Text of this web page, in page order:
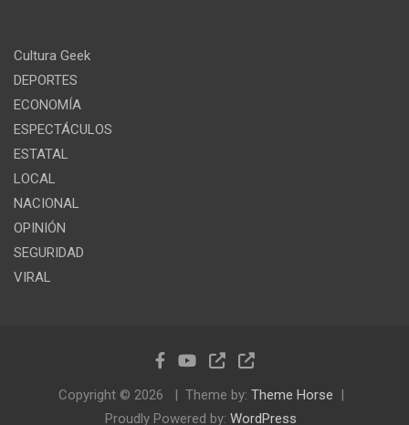
Cultura Geek
DEPORTES
ECONOMÍA
ESPECTÁCULOS
ESTATAL
LOCAL
NACIONAL
OPINIÓN
SEGURIDAD
VIRAL
Copyright © 2026 Theme by: Theme Horse
Proudly Powered by: WordPress